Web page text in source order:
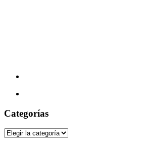
Categorías
Categorías